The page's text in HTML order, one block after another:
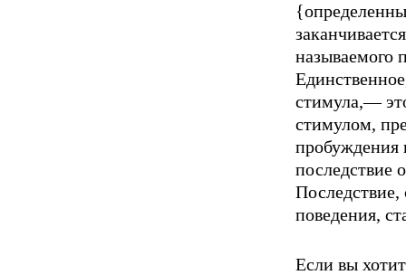
называемого
стимула,—
стимулом,
пробуждения
послед­ствие
Последствие,
поведения,
Если вы